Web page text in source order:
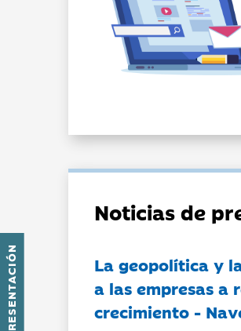
PRESENTACIÓN
Noticias de
La geopolítica y
a las empresas a
crecimiento -